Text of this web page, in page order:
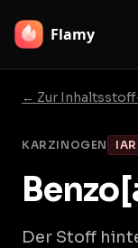
Flamy
← Zur
KARZINOGEN
Der Stoff